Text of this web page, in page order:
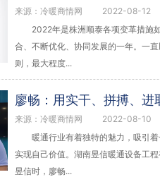
来源：冷暖商情网
2022-08-12
2022年是株洲顺泰各项变革措施
合、不断优化、协同发展的一年。一
则，最大程度...
廖畅：用实干、拼搏、进
来源：冷暖商情网
2022-08-10
暖通行业有着独特的魅力，吸引
实现自己价值。湖南昱信暖通设备工
昱信时，廖畅...